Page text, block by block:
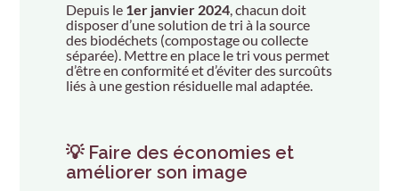
Depuis le 1er janvier 2024, chacun doit
disposer d’une solution de tri à la source
des biodéchets (compostage ou collecte
séparée). Mettre en place le tri vous permet
d’être en conformité et d’éviter des surcoûts
liés à une gestion résiduelle mal adaptée.
💡 Faire des économies et
améliorer son image